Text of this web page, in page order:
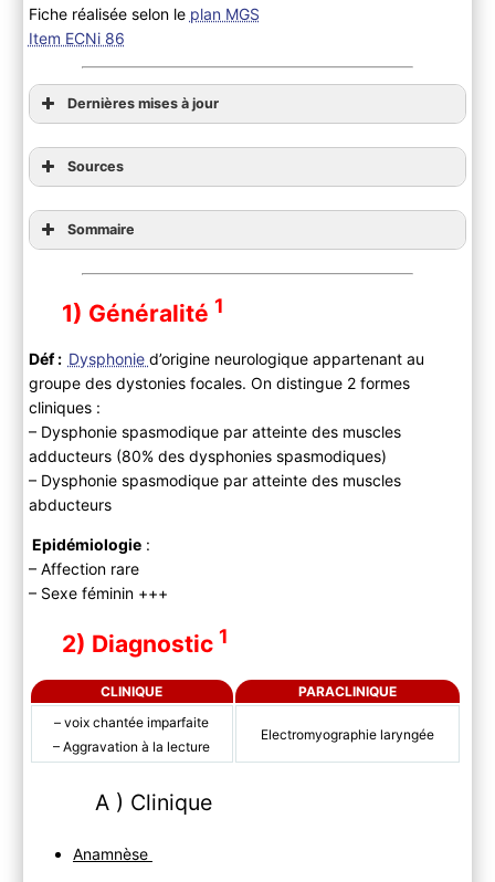
Fiche réalisée selon le plan MGS
Item ECNi 86
Dernières mises à jour
Sources
Sommaire
1) Généralité 1
Déf : Dysphonie d’origine neurologique appartenant au
groupe des dystonies focales. On distingue 2 formes
cliniques :
– Dysphonie spasmodique par atteinte des muscles
adducteurs (80% des dysphonies spasmodiques)
– Dysphonie spasmodique par atteinte des muscles
abducteurs
Epidémiologie:
– Affection rare
– Sexe féminin +++
2) Diagnostic 1
CLINIQUE
PARACLINIQUE
– voix chantée imparfaite
– Aggravation à la lecture
Electromyographie laryngée
A ) Clinique
Anamnèse